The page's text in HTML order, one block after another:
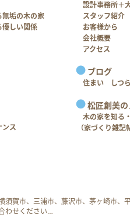
無垢の木の家
優しい関係
ンス
設計事務所＋
スタッフ紹介
お客様から
会社概要
アクセス
ブログ
住まい しつ
松匠創美
木の家を知る
（家づくり雑記
賀市、三浦市、藤沢市、茅ヶ崎市、平
わせください…